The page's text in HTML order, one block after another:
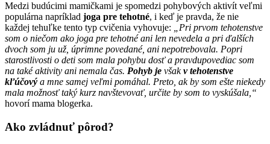
Medzi budúcimi mamičkami je spomedzi pohybových aktivít veľmi
populárna napríklad joga pre tehotné, i keď je pravda, že nie
každej tehuľke tento typ cvičenia vyhovuje:
„Pri prvom tehotenstve
som o niečom ako joga pre tehotné ani len nevedela a pri ďalších
dvoch som ju už, úprimne povedané, ani nepotrebovala. Popri
starostlivosti o deti som mala pohybu dosť a pravdupovediac som
na také aktivity ani nemala čas. Pohyb je všakv tehotenstve
kľúčový a mne samej veľmi pomáhal. Preto, ak by som ešte niekedy
mala možnosť taký kurz navštevovať, určite by som to vyskúšala,“
hovorí mama blogerka.
Ako zvládnuť pôrod?